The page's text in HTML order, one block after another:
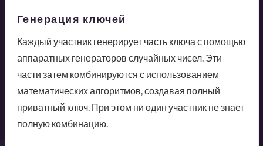
Генерация ключей
Каждый участник генерирует часть ключа с помощью
аппаратных генераторов случайных чисел. Эти
части затем комбинируются с использованием
математических алгоритмов, создавая полный
приватный ключ. При этом ни один участник не знает
полную комбинацию.